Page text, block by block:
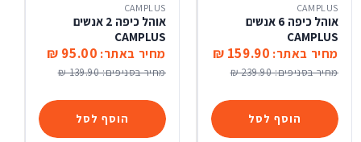
הוסף לסל
CAMPLUS
אוהל כיפה 6 אנשים
CAMPLUS
מחיר באתר: 159.90 ₪
מחיר בסניפים:239.90 ₪
הוסף לסל
CAMPLUS
אוהל כיפה 2 אנשים
CAMPLUS
מחיר באתר: 95.00 ₪
מחיר בסניפים:139.90 ₪